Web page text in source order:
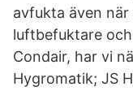
avfukta även
luftbefuktare
Condair, har vi
Hygromatik; JS